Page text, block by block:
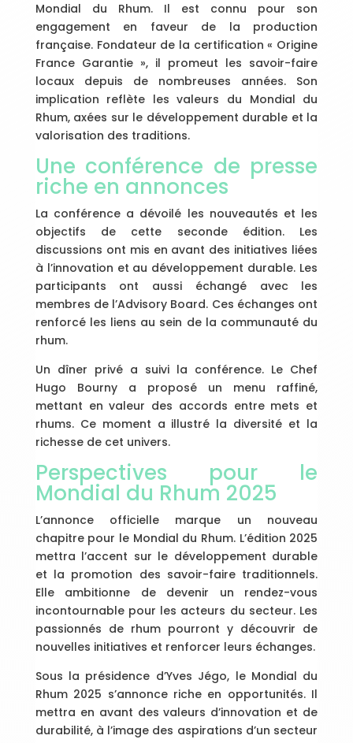
Mondial du Rhum. Il est connu pour son
engagement en faveur de la production
française. Fondateur de la certification « Origine
France Garantie », il promeut les savoir-faire
locaux depuis de nombreuses années. Son
implication reflète les valeurs du Mondial du
Rhum, axées sur le développement durable et la
valorisation des traditions.
Une conférence de presse
riche en annonces
La conférence a dévoilé les nouveautés et les
objectifs de cette seconde édition. Les
discussions ont mis en avant des initiatives liées
à l’innovation et au développement durable. Les
participants ont aussi échangé avec les
membres de l’Advisory Board. Ces échanges ont
renforcé les liens au sein de la communauté du
rhum.
Un dîner privé a suivi la conférence. Le Chef
Hugo Bourny a proposé un menu raffiné,
mettant en valeur des accords entre mets et
rhums. Ce moment a illustré la diversité et la
richesse de cet univers.
Perspectives pour le
Mondial du Rhum 2025
L’annonce officielle marque un nouveau
chapitre pour le Mondial du Rhum. L’édition 2025
mettra l’accent sur le développement durable
et la promotion des savoir-faire traditionnels.
Elle ambitionne de devenir un rendez-vous
incontournable pour les acteurs du secteur. Les
passionnés de rhum pourront y découvrir de
nouvelles initiatives et renforcer leurs échanges.
Sous la présidence d’Yves Jégo, le Mondial du
Rhum 2025 s’annonce riche en opportunités. Il
mettra en avant des valeurs d’innovation et de
durabilité, à l’image des aspirations d’un secteur